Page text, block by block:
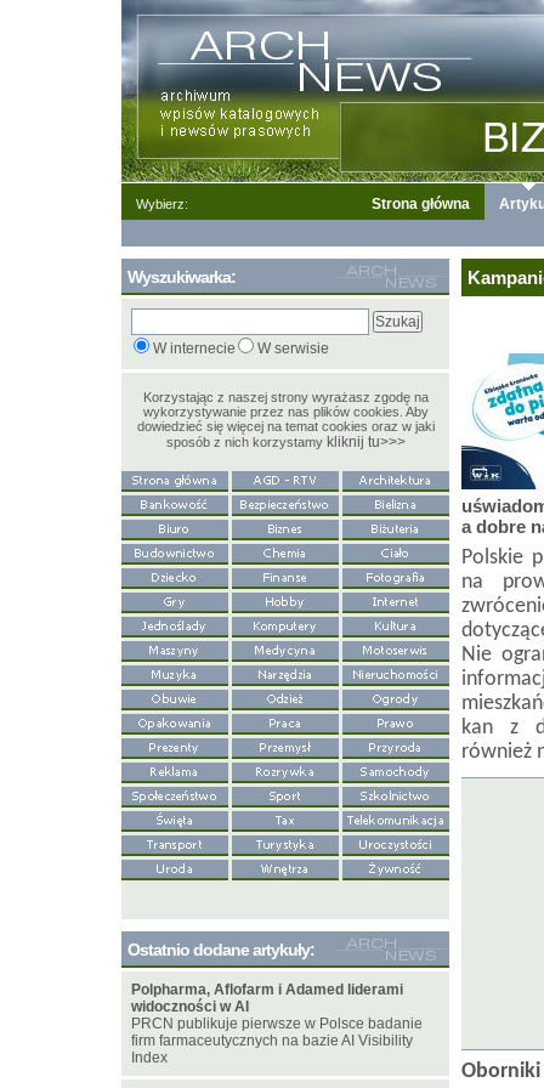
Wybierz: Strona główna
a dobre
Polskie
na
Nie
kan z
również
Oborniki
Wyszukiwarka:
W internecie W serwisie
Korzystając z naszej strony wyrażasz zgodę na
wykorzystywanie przez nas plików cookies. Aby
dowiedzieć się więcej na temat cookies oraz w jaki
sposób z nich korzystamy kliknij tu>>>
Ostatnio dodane artykuły:
Polpharma, Aflofarm i Adamed liderami
widoczności w AI
PRCN publikuje pierwsze w Polsce badanie
firm farmaceutycznych na bazie AI Visibility
Index